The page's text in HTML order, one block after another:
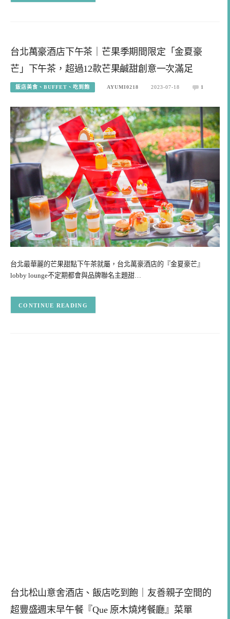
台北萬豪酒店下午茶｜芒果季期間限定「金夏豪
芒」下午茶，超過12款芒果鹹甜創意一次滿足
飯店美食、BUFFET、吃到飽 AYUMI0218 2023-07-18 1
台北最華麗的芒果甜點下午茶就屬，台北萬豪酒店的『金夏豪芒』
lobby lounge不定期都會與品牌聯名主題甜…
CONTINUE READING
台北松山意舍酒店、飯店吃到飽｜友善親子空間的
超豐盛週末早午餐『Que 原木燒烤餐廳』菜單